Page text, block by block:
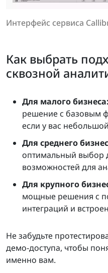
Интерфейс сервиса
Как выбрать
сквозной
Для малого бизнеса:
решение с базовым
если у вас
Для среднего
оптимальный выбор
возможностей для
Для крупного
мощные решения с
интеграций и
Не забудьте
демо-доступа, чтобы
именно вам.